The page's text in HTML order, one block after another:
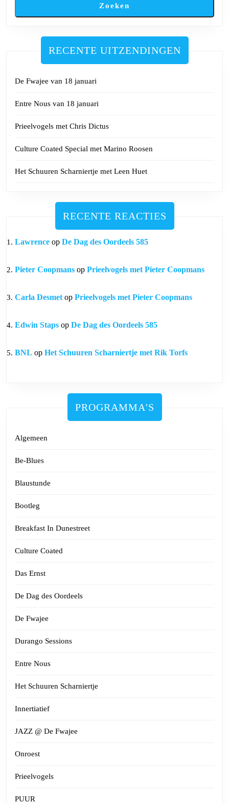
Zoeken
RECENTE UITZENDINGEN
De Fwajee van 18 januari
Entre Nous van 18 januari
Prieelvogels met Chris Dictus
Culture Coated Special met Marino Roosen
Het Schuuren Scharniertje met Leen Huet
RECENTE REACTIES
Lawrence op De Dag des Oordeels 585
Pieter Coopmans op Prieelvogels met Pieter Coopmans
Carla Desmet op Prieelvogels met Pieter Coopmans
Edwin Staps op De Dag des Oordeels 585
BNL op Het Schuuren Scharniertje met Rik Torfs
PROGRAMMA'S
Algemeen
Be-Blues
Blaustunde
Bootleg
Breakfast In Dunestreet
Culture Coated
Das Ernst
De Dag des Oordeels
De Fwajee
Durango Sessions
Entre Nous
Het Schuuren Scharniertje
Innertiatief
JAZZ @ De Fwajee
Onroest
Prieelvogels
PUUR